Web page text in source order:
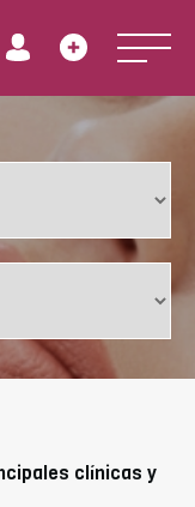
clínicas y